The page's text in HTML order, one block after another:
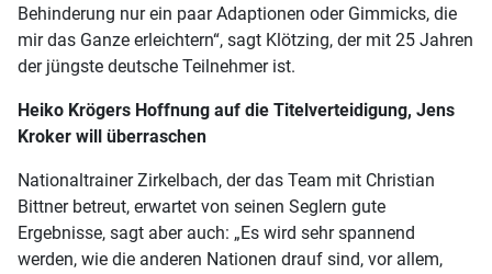
Behinderung nur ein paar Adaptionen oder Gimmicks, die
mir das Ganze erleichtern“, sagt Klötzing, der mit 25 Jahren
der jüngste deutsche Teilnehmer ist.
Heiko Krögers Hoffnung auf die Titelverteidigung, Jens
Kroker will überraschen
Nationaltrainer Zirkelbach, der das Team mit Christian
Bittner betreut, erwartet von seinen Seglern gute
Ergebnisse, sagt aber auch: „Es wird sehr spannend
werden, wie die anderen Nationen drauf sind, vor allem,